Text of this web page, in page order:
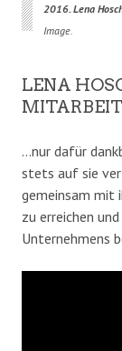
2016. Lena
Image.
LENA
…nur dafür
stets auf sie
gemeinsam mit
zu erreichen
Unternehmens